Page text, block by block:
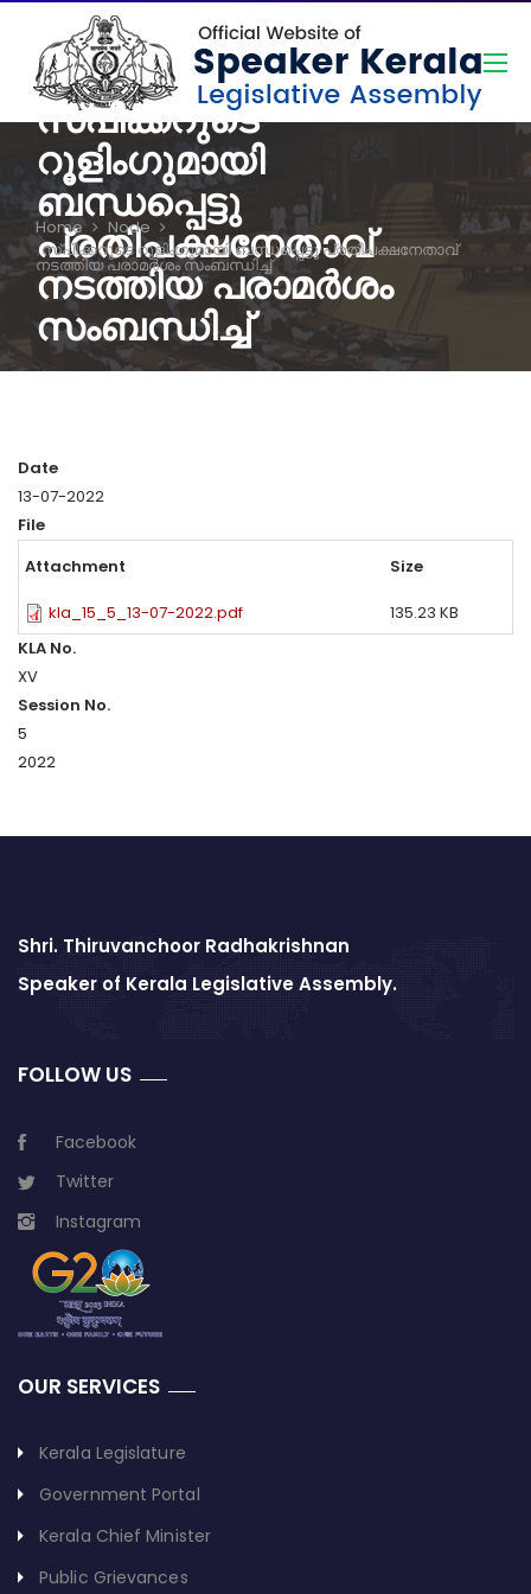
main
content
Breadcrumb
Home
Node
സ്പീക്കറുടെ റൂളിംഗുമായി ബന്ധപ്പെട്ടു പ്രതിപക്ഷനേതാവ്
നടത്തിയ പരാമർശം സംബന്ധിച്ച്
സ്പീക്കറുടെ
റൂളിംഗുമായി
ബന്ധപ്പെട്ടു
പ്രതിപക്ഷനേതാവ്
നടത്തിയ പരാമർശം
സംബന്ധിച്ച്
Date
13-07-2022
File
Attachment
Size
kla_15_5_13-07-2022.pdf
135.23 KB
KLA No.
XV
Session No.
5
2022
Shri. Thiruvanchoor Radhakrishnan
Speaker of Kerala Legislative Assembly.
FOLLOW US
Facebook
Twitter
Instagram
OUR SERVICES
Kerala Legislature
Government Portal
Kerala Chief Minister
Public Grievances